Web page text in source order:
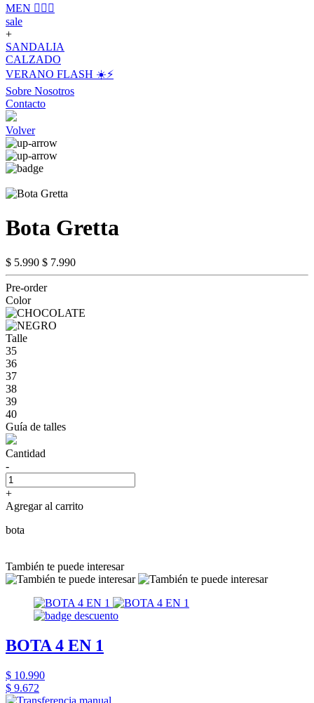
MEN 🙋🏽‍♂️
sale
+
SANDALIA
CALZADO
VERANO FLASH ☀️⚡️
Sobre Nosotros
Contacto
Volver
Bota Gretta
$ 5.990 $ 7.990
Pre-order
Color
Talle
35
36
37
38
39
40
Guía de talles
Cantidad
-
+
Agregar al carrito
bota
También te puede interesar
BOTA 4 EN 1
$ 10.990
$ 9.672